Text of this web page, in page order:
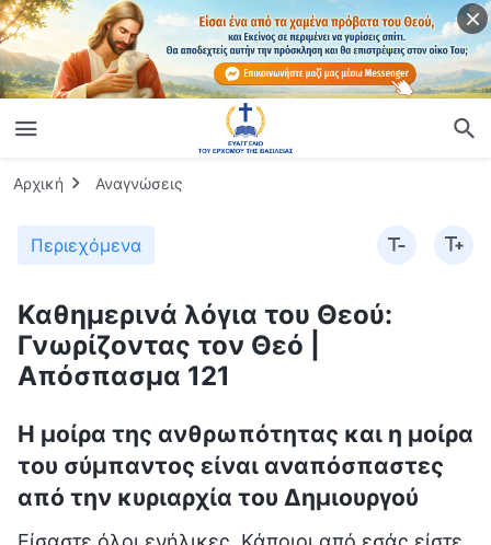
Αρχική Αναγνώσεις
Περιεχόμενα
Καθημερινά λόγια του Θεού:
Γνωρίζοντας τον Θεό |
Απόσπασμα 121
Η μοίρα της ανθρωπότητας και η μοίρα
του σύμπαντος είναι αναπόσπαστες
από την κυριαρχία του Δημιουργού